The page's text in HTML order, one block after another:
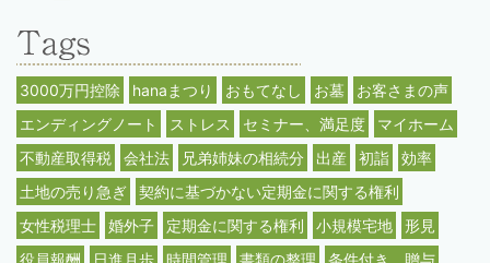
3000万円控除 hanaまつり おもてなし お墓
お客さまの声
エンディングノート
ストレス セミナー、満足度
マイホーム
不動産取得税
会社法 兄弟姉妹の相続分 出産 初詣
効率
土地の売り急ぎ
契約に基づかない定期金に関する権利
女性税理士
婚外子 定期金に関する権利 小規模宅地
形見
役員報酬
日進月歩 時間管理 書類の整理
条件付き、贈与